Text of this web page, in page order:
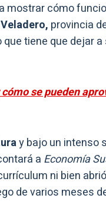
mostrar cómo
provincia
tiene que dejar
se pueden
y bajo un intenso
a Economía
ni bien
de varios meses